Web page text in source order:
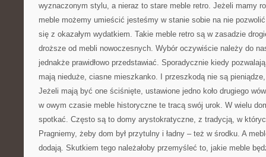
wyznaczonym stylu, a nieraz to stare meble retro. Jeżeli mamy
meble możemy umieścić jesteśmy w stanie sobie na nie
się z okazałym wydatkiem. Takie meble retro są w zasadzie
droższe od mebli nowoczesnych. Wybór oczywiście należy do
jednakże prawidłowo przedstawiać. Sporadycznie kiedy
mają nieduże, ciasne mieszkanko. I przeszkodą nie są
Jeżeli mają być one ściśnięte, ustawione jedno koło drugiego
w owym czasie meble historyczne te tracą swój urok. W wielu
spotkać. Często są to domy arystokratyczne, z tradycją, w
Pragniemy, żeby dom był przytulny i ładny – też w środku. A
dodają. Skutkiem tego należałoby przemyśleć to, jakie meble